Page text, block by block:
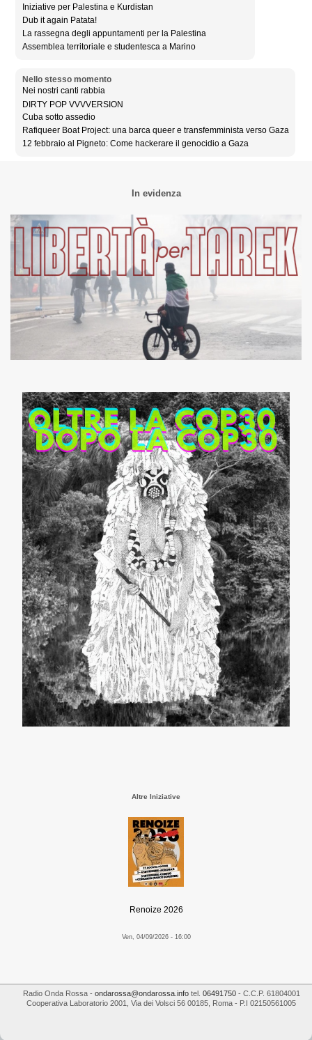
Iniziative per Palestina e Kurdistan
Dub it again Patata!
La rassegna degli appuntamenti per la Palestina
Assemblea territoriale e studentesca a Marino
Nello stesso momento
Nei nostri canti rabbia
DIRTY POP VVVVERSION
Cuba sotto assedio
Rafiqueer Boat Project: una barca queer e transfemminista verso Gaza
12 febbraio al Pigneto: Come hackerare il genocidio a Gaza
In evidenza
Altre Iniziative
Renoize 2026
Ven, 04/09/2026 - 16:00
Radio Onda Rossa- ondarossa@ondarossa.infotel. 06491750- C.C.P. 61804001
Cooperativa Laboratorio 2001
Via dei Volsci 56 00185 Roma - P.I 02150561005